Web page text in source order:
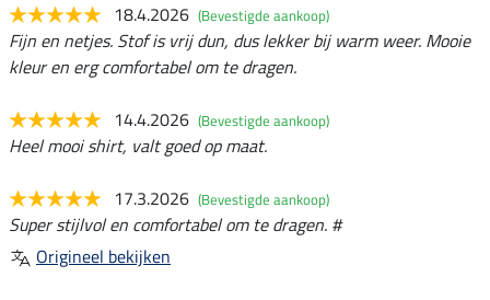
18.4.2026 (Bevestigde aankoop)
Fijn en netjes. Stof is vrij dun, dus lekker bij warm weer. Mooie
kleur en erg comfortabel om te dragen.
14.4.2026 (Bevestigde aankoop)
Heel mooi shirt, valt goed op maat.
17.3.2026 (Bevestigde aankoop)
Super stijlvol en comfortabel om te dragen. #
Origineel bekijken